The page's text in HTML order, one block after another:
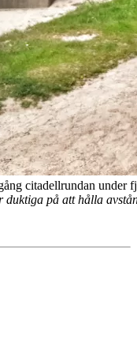
citadellrundan under
duktiga på att hålla